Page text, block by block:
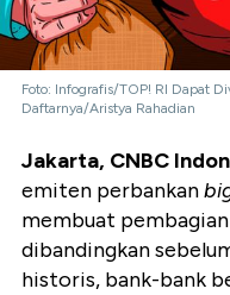
Foto: Infografis/TOP! RI Dapat
Daftarnya/Aristya Rahadian
Jakarta, CNBC
emiten perbankan
membuat
dibandingkan
historis, bank-bank